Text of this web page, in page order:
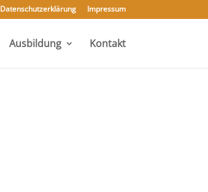
Datenschutzerklärung Impressum
Ausbildung Kontakt